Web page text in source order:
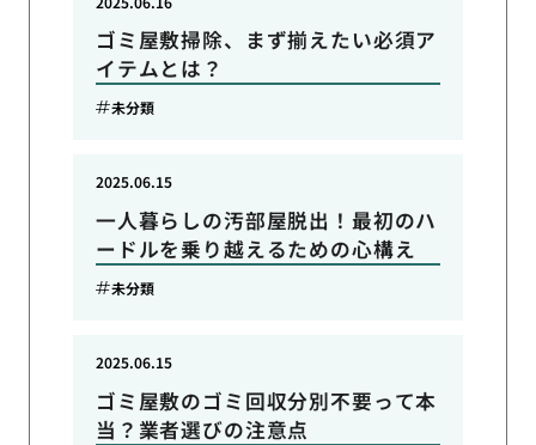
ゴミ屋敷掃除、まず揃えたい必須ア
イテムとは？
未分類
一人暮らしの汚部屋脱出！最初のハ
ードルを乗り越えるための心構え
2025.06.15
未分類
ゴミ屋敷のゴミ回収分別不要って本
当？業者選びの注意点
2025.06.15